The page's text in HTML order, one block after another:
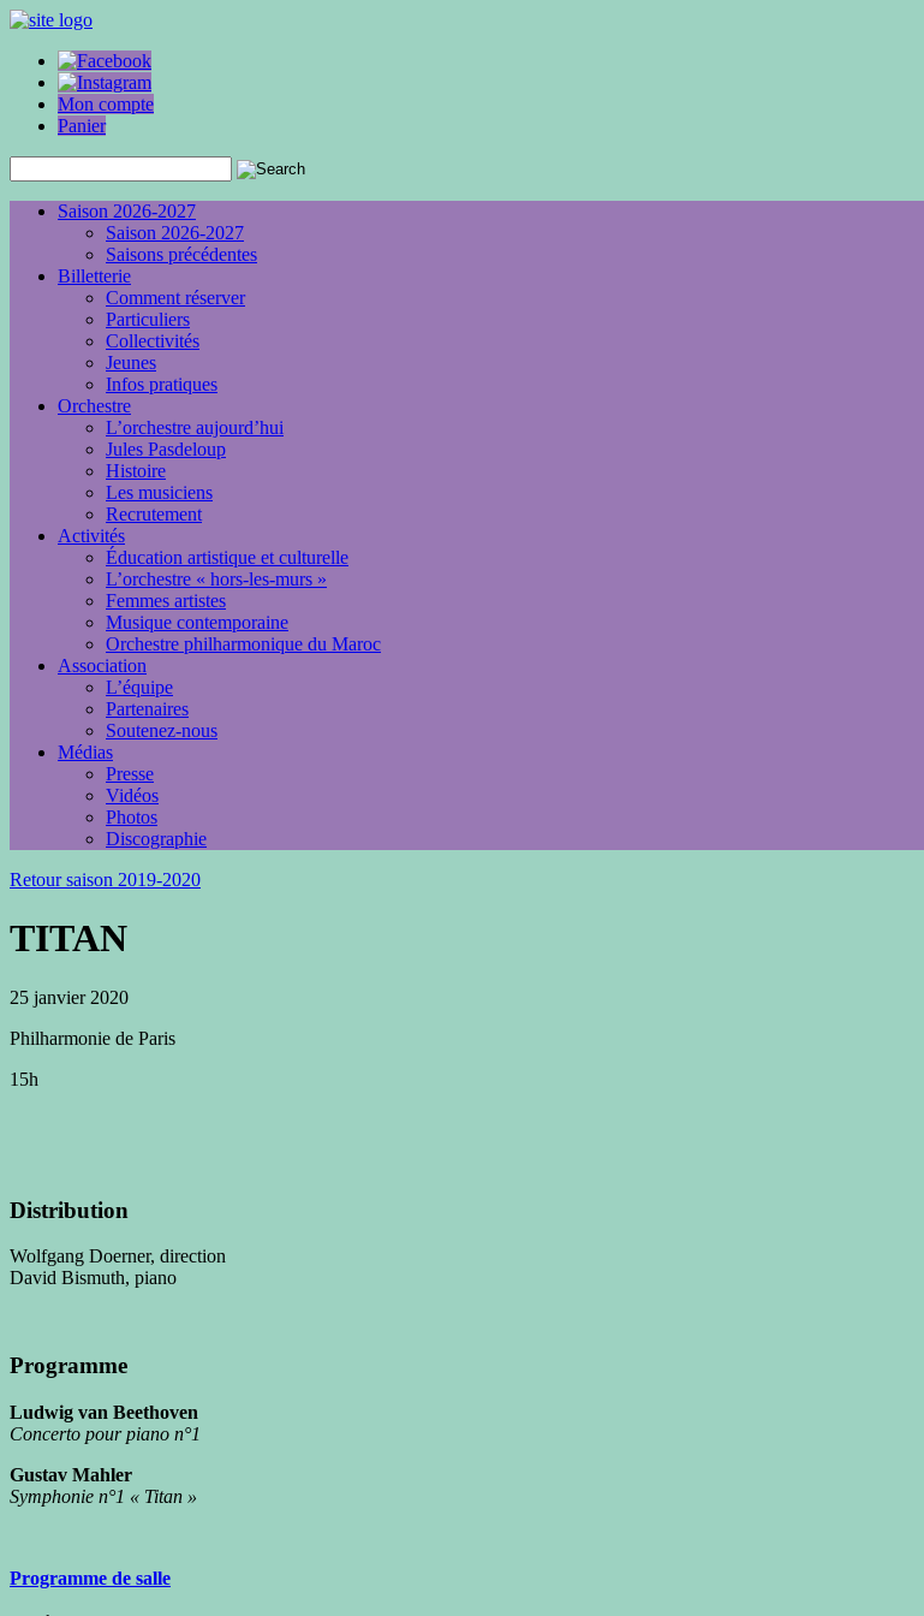
Mon compte
Panier
Saison 2026-2027
Saison 2026-2027
Saisons précédentes
Billetterie
Comment réserver
Particuliers
Collectivités
Jeunes
Infos pratiques
Orchestre
L’orchestre aujourd’hui
Jules Pasdeloup
Histoire
Les musiciens
Recrutement
Activités
Éducation artistique et culturelle
L’orchestre « hors-les-murs »
Femmes artistes
Musique contemporaine
Orchestre philharmonique du Maroc
Association
L’équipe
Partenaires
Soutenez-nous
Médias
Presse
Vidéos
Photos
Discographie
Retour saison 2019-2020
TITAN
25 janvier 2020
Philharmonie de Paris
15h
Distribution
Wolfgang Doerner, direction
David Bismuth, piano
Programme
Ludwig van Beethoven
Concerto pour piano n°1
Gustav Mahler
Symphonie n°1 « Titan »
Programme de salle